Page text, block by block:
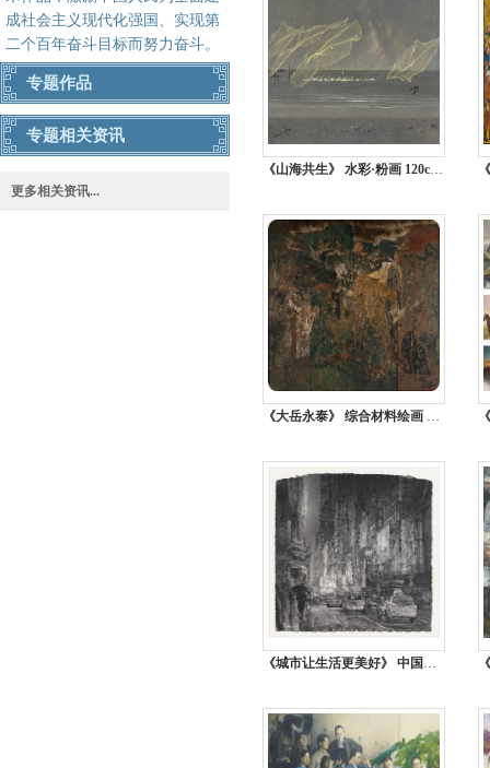
成社会主义现代化强国、实现第
二个百年奋斗目标而努力奋斗。
专题作品
专题相关资讯
更多相关资讯...
《山海共生》 水彩·粉画 120cm×150cm 耿德法 重庆
《大岳永泰》 综合材料绘画 200cmx240cm 丁志伟 河南
《城市让生活更美好》 中国画 230cm×220cm 张潘 四川